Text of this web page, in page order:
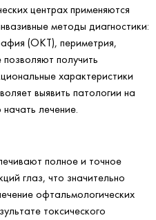
центрах применяются
методы диагностики:
(ОКТ), периметрия,
получить
характеристики
выявить патологии на
лечение.
полное и точное
глаз, что значительно
офтальмологических
токсического